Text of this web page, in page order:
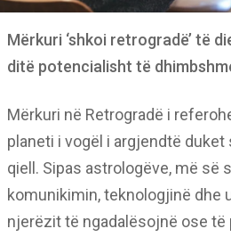
Mërkuri ‘shkoi retrogradë’ të
ditë potencialisht të
Mërkuri në Retrogradë i
planeti i vogël i argjendtë duket
qiell. Sipas astrologëve, më së
komunikimin, teknologjinë dhe
njerëzit të ngadalësojnë ose të